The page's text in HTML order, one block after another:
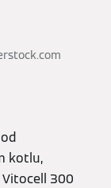
kotlu,
300